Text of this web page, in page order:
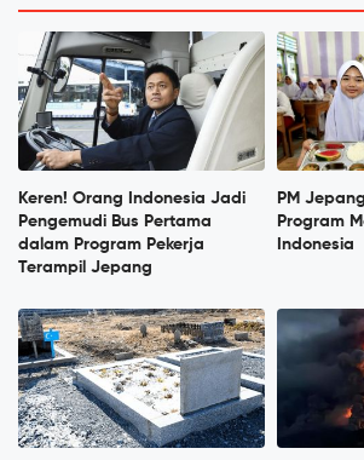
Keren! Orang Indonesia Jadi
Pengemudi Bus Pertama
dalam Program Pekerja
Terampil Jepang
PM
Program
Indonesia